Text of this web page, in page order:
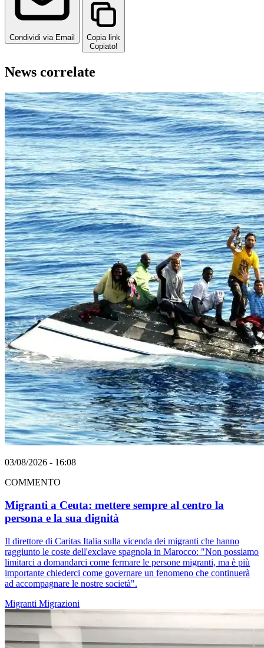
Condividi via Email
Copia link
Copiato!
News correlate
03/08/2026 - 16:08
COMMENTO
Migranti a Ceuta: mettere sempre al centro la
persona e la sua dignità
Il direttore di Caritas Italia sulla vicenda dei migranti che hanno
raggiunto le coste dell'exclave spagnola in Marocco: "Non possiamo
limitarci a domandarci come fermare le persone migranti, ma è più
importante chiederci come governare un fenomeno che continuerà
ad accompagnare le nostre società".
Migranti Migrazioni